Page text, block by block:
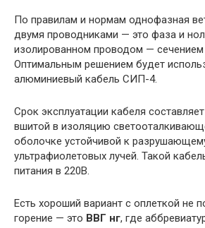
По правилам и нормам однофазная
двумя проводниками — это фаза и
изолированном проводом —
Оптимальным решением будет
алюминиевый кабель СИП-4.
Срок эксплуатации кабеля
вшитой в изоляцию
оболочке устойчивой к
ультрафиолетовых лучей. Такой
питания в 220В.
Есть хороший вариант с оплеткой не
горение — это ВВГ нг, где